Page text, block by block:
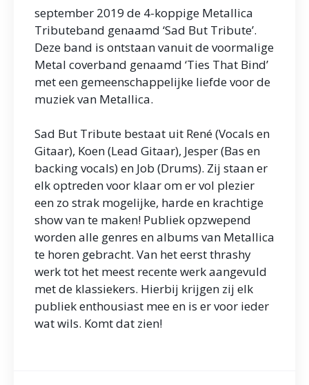
september 2019 de 4-koppige Metallica
Tributeband genaamd ‘Sad But Tribute’.
Deze band is ontstaan vanuit de voormalige
Metal coverband genaamd ‘Ties That Bind’
met een gemeenschappelijke liefde voor de
muziek van Metallica.
Sad But Tribute bestaat uit René (Vocals en
Gitaar), Koen (Lead Gitaar), Jesper (Bas en
backing vocals) en Job (Drums). Zij staan er
elk optreden voor klaar om er vol plezier
een zo strak mogelijke, harde en krachtige
show van te maken! Publiek opzwepend
worden alle genres en albums van Metallica
te horen gebracht. Van het eerst thrashy
werk tot het meest recente werk aangevuld
met de klassiekers. Hierbij krijgen zij elk
publiek enthousiast mee en is er voor ieder
wat wils. Komt dat zien!